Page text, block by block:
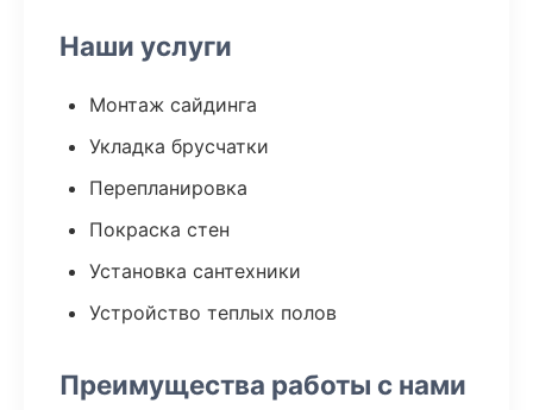
Наши услуги
Монтаж сайдинга
Укладка брусчатки
Перепланировка
Покраска стен
Установка сантехники
Устройство теплых полов
Преимущества работы с нами